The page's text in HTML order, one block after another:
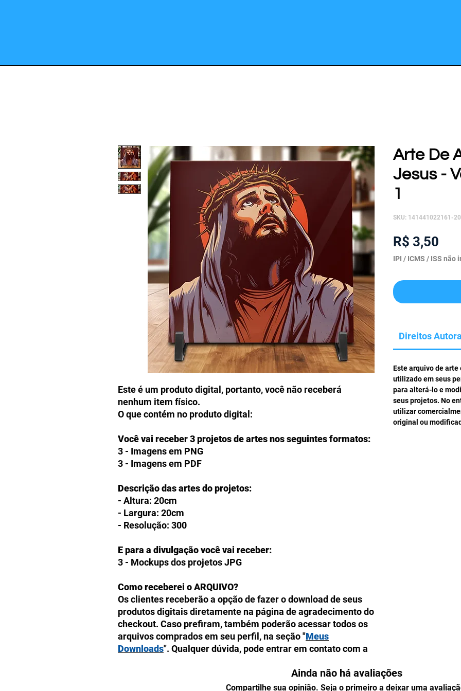
Este é um produto digital, portanto, você não receberá
nenhum item físico.
O que contém no produto digital:
Você vai receber 3 projetos de artes nos seguintes formatos:
3 - Imagens em PNG
3 - Imagens em PDF
Descrição das artes do projetos:
- Altura: 20cm
- Largura: 20cm
- Resolução: 300
E para a divulgação você vai receber:
3 - Mockups dos projetos JPG
Como receberei o ARQUIVO?
Os clientes receberão a opção de fazer o download de seus
produtos digitais diretamente na página de agradecimento do
checkout. Caso prefiram, também poderão acessar todos os
arquivos comprados em seu perfil, na seção "Meus
Downloads". Qualquer dúvida, pode entrar em contato com a
+55 (82) 98107-0821.
Arte De
Jesus -
1
SKU: 141441022161-
R$ 3,50
IPI / ICMS / ISS não
Direitos
Este arquivo de arte
utilizado em seus
para alterá-lo e
seus projetos. No
utilizar
original ou
Ainda não há avaliações
Compartilhe sua opinião. Seja o primeiro a deixar uma